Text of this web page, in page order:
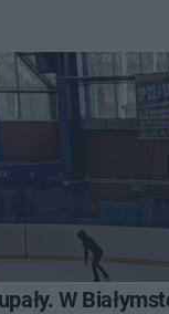
W